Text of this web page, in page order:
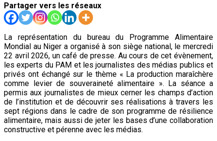
Partager vers les réseaux
La représentation du bureau du Programme Alimentaire
Mondial au Niger a organisé à son siège national, le mercredi
22 avril 2026, un café de presse. Au cours de cet évènement,
les experts du PAM et les journalistes des médias publics et
privés ont échangé sur le thème « La production maraîchère
comme levier de souveraineté alimentaire ». La séance a
permis aux journalistes de mieux cerner les champs d’action
de l’institution et de découvrir ses réalisations à travers les
sept régions dans le cadre de son programme de résilience
alimentaire, mais aussi de jeter les bases d’une collaboration
constructive et pérenne avec les médias.